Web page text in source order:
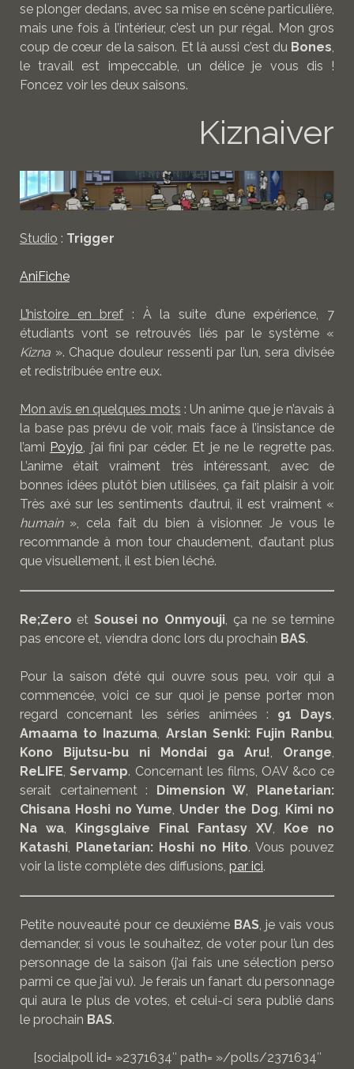
se plonger dedans, avec sa mise en scène particulière,
mais une fois à l’intérieur, c’est un pur régal. Mon gros
coup de cœur de la saison. Et là aussi c’est du Bones
le travail est impeccable, un délice je vous dis !
Foncez voir les deux saisons.
Kiznaiver
Studio : Trigger
AniFiche
L’histoire en bref : À la suite d’une expérience, 7
étudiants vont se retrouvés liés par le système «
Kizna». Chaque douleur ressenti par l’un, sera divisée
et redistribuée entre eux.
Mon avis en quelques mots : Un anime que je n’avais à
la base pas prévu de voir, mais face à l’insistance de
l’ami Poyjo , j’ai fini par céder. Et je ne le regrette pas.
L’anime était vraiment très intéressant, avec de
bonnes idées plutôt bien utilisées, ça fait plaisir à voir.
Très axé sur les sentiments d’autrui, il est vraiment «
humain», cela fait du bien à visionner. Je vous le
recommande à mon tour chaudement, d’autant plus
que visuellement, il est bien léché.
Re;Zero et Sousei no Onmyouji , ça ne se termine
pas encore et, viendra donc lors du prochain BAS.
Pour la saison d’été qui ouvre sous peu, voir qui a
commencée, voici ce sur quoi je pense porter mon
regard concernant les séries animées : 91 Days
Amaama to Inazuma Arslan Senki: Fujin Ranbu
Kono Bijutsu-bu ni Mondai ga Aru!
Orange
ReLIFE ,Servamp. Concernant les films, OAV &co ce
serait certainement : Dimension W
Planetarian:
Chisana Hoshi no Yume Under the Dog Kimi no
Na wa, Kingsglaive Final Fantasy XV
Koe no
Katashi, Planetarian: Hoshi no Hito. Vous pouvez
voir la liste complète des diffusions, par ici.
Petite nouveauté pour ce deuxième BAS , je vais vous
demander, si vous le souhaitez, de voter pour l’un des
personnage de la saison (j’ai fais une sélection perso
parmi ce que j’ai vu). Je ferais un fanart du personnage
qui aura le plus de votes, et celui-ci sera publié dans
le prochain BAS.
[socialpoll id= »2371634″ path= »/polls/2371634″